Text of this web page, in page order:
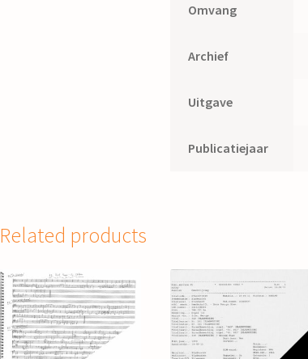
Omvang
Archief
Uitgave
Publicatiejaar
Related products